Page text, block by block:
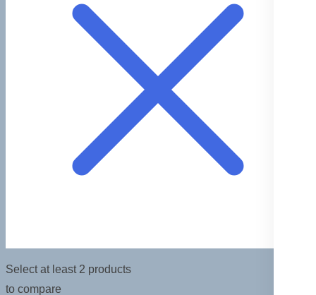
Select at least 2 products
to compare